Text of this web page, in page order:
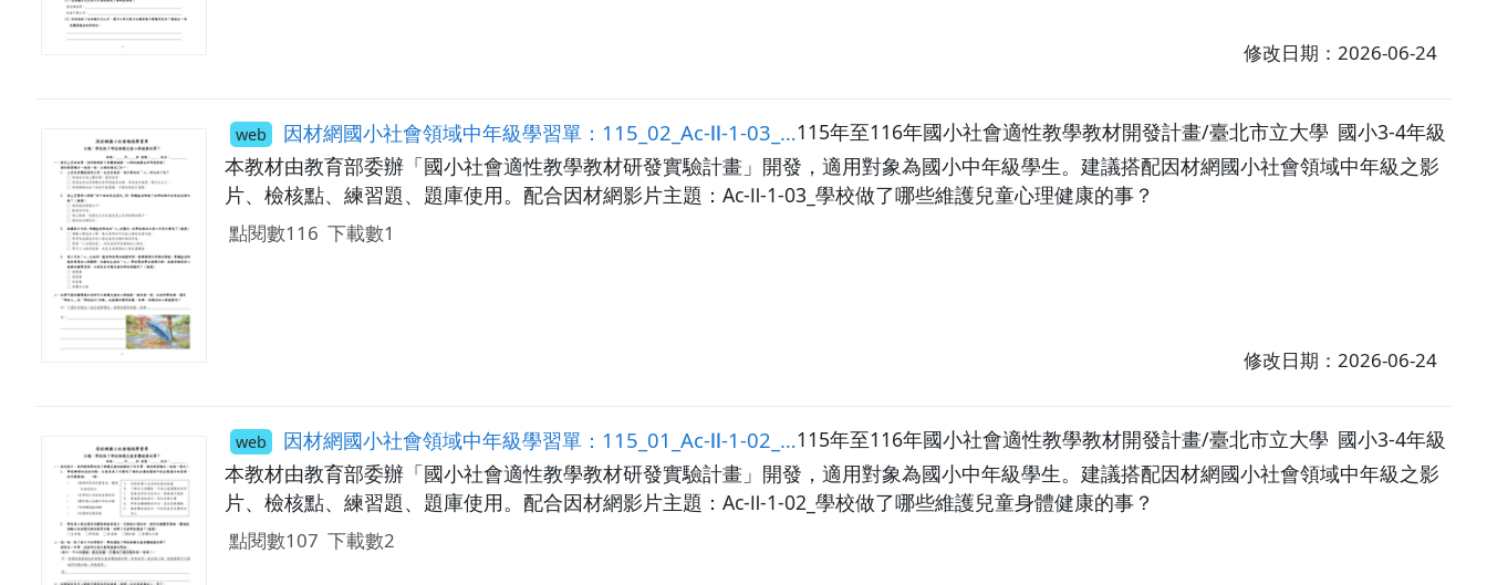
修改日期：2026-06-24
web 因材網國小社會領域中年級學習單：115_02_Ac-Ⅱ-1-03_學校做了哪些維護兒童心理健康的事？ 115年至116年國小社會適性教學教材開發計畫/臺北市立大學 國小3-4年級
本教材由教育部委辦「國小社會適性教學教材研發實驗計畫」開發，適用對象為國小中年級學生。建議搭配因材網國小社會領域中年級之影
片、檢核點、練習題、題庫使用。配合因材網影片主題：Ac-Ⅱ-1-03_學校做了哪些維護兒童心理健康的事？
點閱數116 下載數1
修改日期：2026-06-24
web 因材網國小社會領域中年級學習單：115_01_Ac-Ⅱ-1-02_學校做了哪些維護兒童身體健康的事？ 115年至116年國小社會適性教學教材開發計畫/臺北市立大學 國小3-4年級
本教材由教育部委辦「國小社會適性教學教材研發實驗計畫」開發，適用對象為國小中年級學生。建議搭配因材網國小社會領域中年級之影
片、檢核點、練習題、題庫使用。配合因材網影片主題：Ac-Ⅱ-1-02_學校做了哪些維護兒童身體健康的事？
點閱數107 下載數2